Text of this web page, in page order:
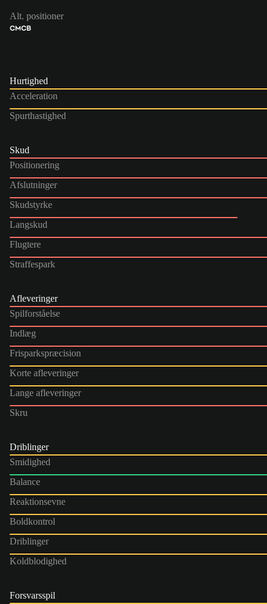
Alt. positioner
CMCB
Hurtighed
Acceleration
Spurthastighed
Skud
Positionering
Afslutninger
Skudstyrke
Langskud
Flugtere
Straffespark
Afleveringer
Spilforståelse
Indlæg
Frisparkspræcision
Korte afleveringer
Lange afleveringer
Skru
Driblinger
Smidighed
Balance
Reaktionsevne
Boldkontrol
Driblinger
Koldblodighed
Forsvarsspil